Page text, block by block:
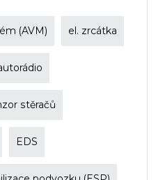
(AVM) el. zrcátka
stěračů
EDS